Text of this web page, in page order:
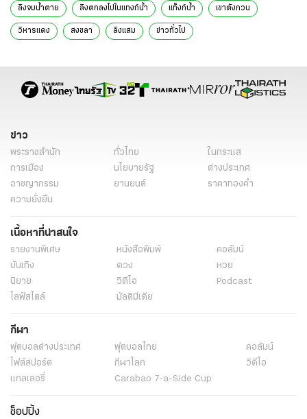
ลิงจมน้ำตาย ลิงตกลงไปในแทงก์น้ำ แท็งก์น้ำ เขาตังกวน
วิหารแดง สงขลา ลิงแสม ข่าวทั่วไป
ข่าว
พระราชสำนัก ทั่วไทย
ในกระแส
การเมือง
นโยบายรัฐ
ต่างประเทศ
อาชญากรรม
ยานยนต์
ราคาทองคำ
ความยั่งยืน
เนื้อหาที่น่าสนใจ
รายงานพิเศษ หนังสือพิมพ์
คอลัมน์
บันเทิง
ดวง
หวย
นิยาย
วิดีโอ
Podcast
ไลฟ์สไตล์
มัลติมีเดีย
กีฬา
ฟุตบอลต่่างประเทศ ฟุตบอลไทย
คอลัมน์
ไฟต์สปอร์ต
กีฬาโลก
วิดีโอ
แกลเลอรี่
Carabao 7-a-Side Cup
ช็อปปิ้ง